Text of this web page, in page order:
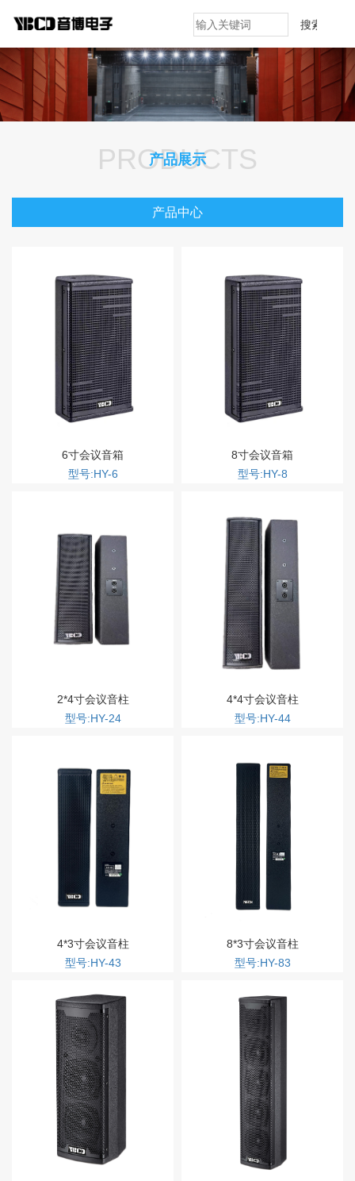
搜索
PRODUCTS
产品展示
产品中心
6寸会议音箱
型号:HY-6
8寸会议音箱
型号:HY-8
2*4寸会议音柱
型号:HY-24
4*4寸会议音柱
型号:HY-44
4*3寸会议音柱
型号:HY-43
8*3寸会议音柱
型号:HY-83